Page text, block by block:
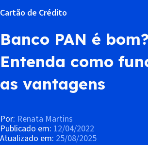
Cartão de Crédito
Banco PAN é bom?
Entenda como
as vantagens
Por: Renata Martins
Publicado em: 12/04/2022
Atualizado em: 25/08/2025